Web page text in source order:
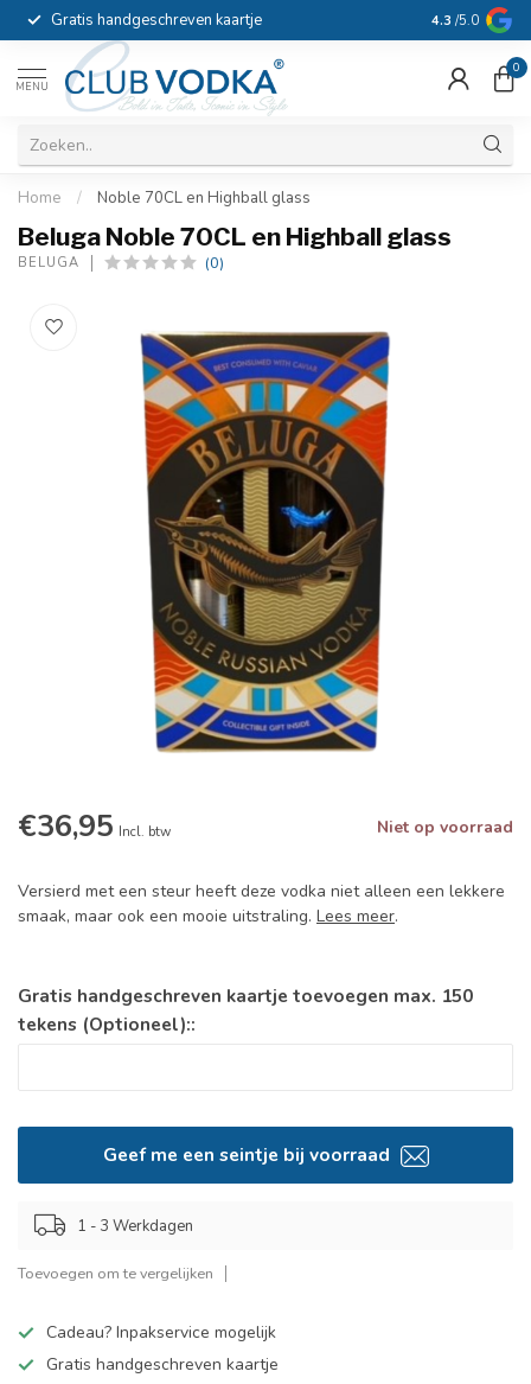
Gratis handgeschreven kaartje Voor 16:00
4.3 /5.0
MENU
0
Home / Noble 70CL en Highball glass
Beluga Noble 70CL en Highball glass
BELUGA (0)
€36,95 Incl. btw Niet op voorraad
Versierd met een steur heeft deze vodka niet alleen een lekkere
smaak, maar ook een mooie uitstraling. Lees meer.
Gratis handgeschreven kaartje toevoegen max. 150
tekens (Optioneel)::
Geef me een seintje bij voorraad
1 - 3 Werkdagen
Toevoegen om te vergelijken
Cadeau? Inpakservice mogelijk
Gratis handgeschreven kaartje